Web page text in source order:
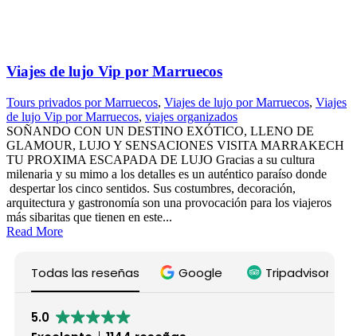
Viajes de lujo Vip por Marruecos
Tours privados por Marruecos, Viajes de lujo por Marruecos, Viajes
de lujo Vip por Marruecos, viajes organizados
SOÑANDO CON UN DESTINO EXÓTICO, LLENO DE
GLAMOUR, LUJO Y SENSACIONES VISITA MARRAKECH
TU PROXIMA ESCAPADA DE LUJO Gracias a su cultura
milenaria y su mimo a los detalles es un auténtico paraíso donde
despertar los cinco sentidos. Sus costumbres, decoración,
arquitectura y gastronomía son una provocación para los viajeros
más sibaritas que tienen en este...
Read More
Todas las reseñas Google Tripadvisor
5.0